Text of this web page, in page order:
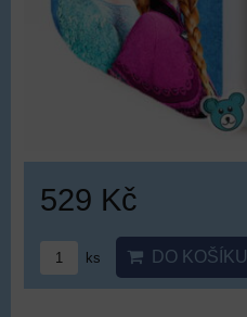
529 Kč
ks DO KOŠÍKU